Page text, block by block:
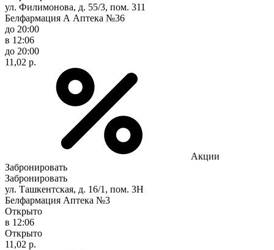
ул. Филимонова, д. 55/3, пом. 311
Белфармация А Аптека №36
до 20:00
в 12:06
до 20:00
11,02 р.
Акции
Забронировать
Забронировать
ул. Ташкентская, д. 16/1, пом. 3Н
Белфармация Аптека №3
Открыто
в 12:06
Открыто
11,02 р.